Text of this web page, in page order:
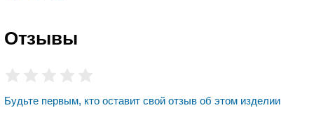
Отзывы
Будьте первым, кто оставит свой отзыв об этом изделии